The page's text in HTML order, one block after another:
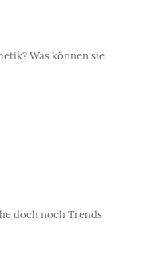
Was können sie
doch noch Trends